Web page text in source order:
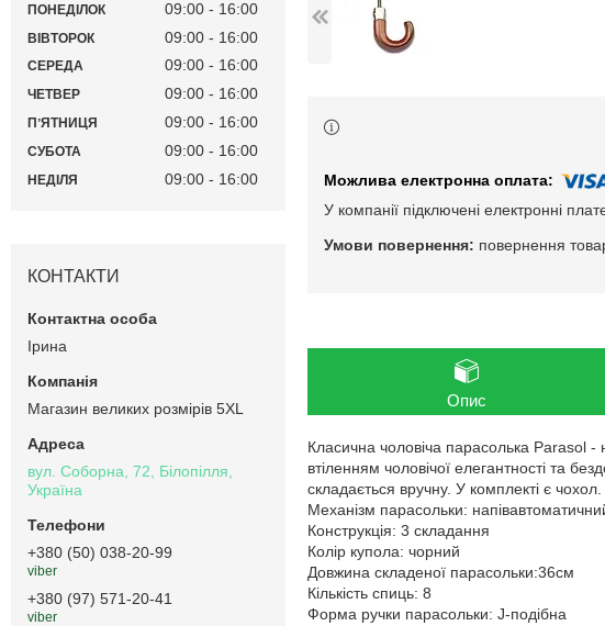
У компанії підключені електронні
повернення
Опис
Класична чоловіча парасолька Parasol
втіленням чоловічої елегантності та
складається вручну. У комплекті є чохол.
Механізм парасольки:
Конструкція: 3 складання
Колір купола: чорний
Довжина складеної парасольки:36см
Кількість спиць: 8
Форма ручки парасольки: J-подібна
ПОНЕДІЛОК 09:00 16:00
ВІВТОРОК 09:00 16:00
СЕРЕДА 09:00 16:00
ЧЕТВЕР 09:00 16:00
ПʼЯТНИЦЯ 09:00 16:00
СУБОТА 09:00 16:00
НЕДІЛЯ 09:00 16:00
КОНТАКТИ
Ірина
Магазин великих розмірів 5XL
вул. Соборна, 72, Білопілля,
Україна
+380 (50) 038-20-99
viber
+380 (97) 571-20-41
viber